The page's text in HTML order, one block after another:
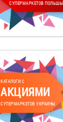
СУПЕРМАРКЕТОВ ПОЛЬШЫ
КАТАЛОГИ С
АКЦИЯМИ
СУПЕРМАРКЕТОВ УКРАИНЫ